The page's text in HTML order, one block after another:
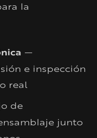
la
—
e inspección
real
de
junto